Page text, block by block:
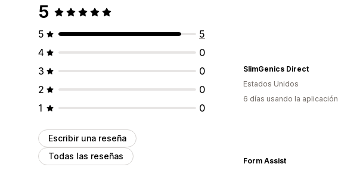
5
5
5
4
0
3
0
2
0
1
0
Escribir una reseña
Todas las reseñas
SlimGenics Direct
Estados Unidos
6 días usando la aplicación
Form Assist